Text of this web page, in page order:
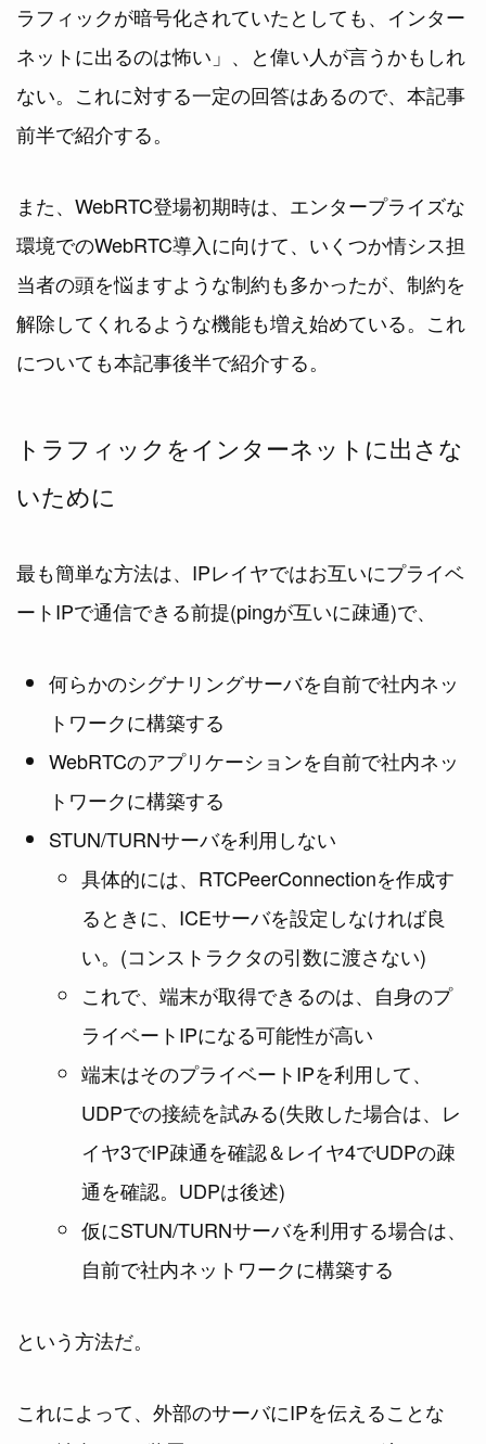
ラフィックが暗号化されていたとしても、インター
ネットに出るのは怖い」、と偉い人が言うかもしれ
ない。これに対する一定の回答はあるので、本記事
前半で紹介する。
また、WebRTC登場初期時は、エンタープライズな
環境でのWebRTC導入に向けて、いくつか情シス担
当者の頭を悩ますような制約も多かったが、制約を
解除してくれるような機能も増え始めている。これ
についても本記事後半で紹介する。
トラフィックをインターネットに出さな
いために
最も簡単な方法は、IPレイヤではお互いにプライベ
ートIPで通信できる前提(pingが互いに疎通)で、
何らかのシグナリングサーバを自前で社内ネッ
トワークに構築する
WebRTCのアプリケーションを自前で社内ネッ
トワークに構築する
STUN/TURNサーバを利用しない
具体的には、RTCPeerConnectionを作成す
るときに、ICEサーバを設定しなければ良
い。(コンストラクタの引数に渡さない)
これで、端末が取得できるのは、自身のプ
ライベートIPになる可能性が高い
端末はそのプライベートIPを利用して、
UDPでの接続を試みる(失敗した場合は、レ
イヤ3でIP疎通を確認＆レイヤ4でUDPの疎
通を確認。UDPは後述)
仮にSTUN/TURNサーバを利用する場合は、
自前で社内ネットワークに構築する
という方法だ。
これによって、外部のサーバにIPを伝えることな